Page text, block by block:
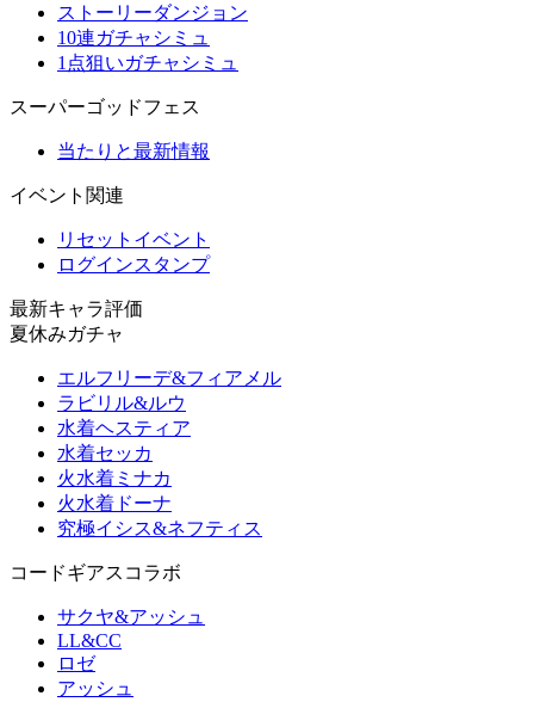
ストーリーダンジョン
10連ガチャシミュ
1点狙いガチャシミュ
スーパーゴッドフェス
当たりと最新情報
イベント関連
リセットイベント
ログインスタンプ
最新キャラ評価
夏休みガチャ
エルフリーデ&フィアメル
ラビリル&ルウ
水着ヘスティア
水着セッカ
火水着ミナカ
火水着ドーナ
究極イシス&ネフティス
コードギアスコラボ
サクヤ&アッシュ
LL&CC
ロゼ
アッシュ